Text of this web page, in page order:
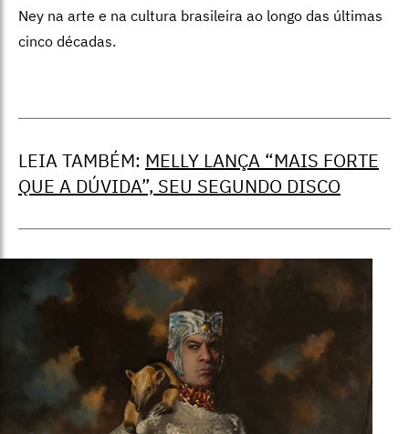
Ney na arte e na cultura brasileira ao longo das últimas
cinco décadas.
LEIA TAMBÉM: MELLY LANÇA “MAIS FORTE
QUE A DÚVIDA”, SEU SEGUNDO DISCO